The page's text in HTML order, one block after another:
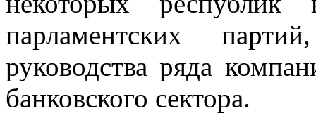
парламентских
руководства ряда
банковского сектора.